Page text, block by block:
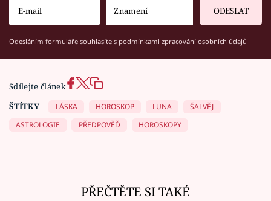
ODESLAT
Odesláním formuláře souhlasíte s podmínkami zpracování osobních údajů
Sdílejte článek
ŠTÍTKY
LÁSKA HOROSKOP LUNA
ŠALVĚJ
ASTROLOGIE
PŘEDPOVĚĎ HOROSKOPY
PŘEČTĚTE SI TAKÉ